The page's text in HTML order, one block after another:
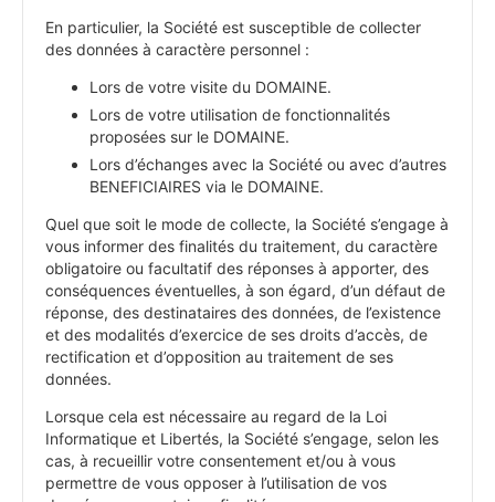
En particulier, la Société est susceptible de collecter
des données à caractère personnel :
Lors de votre visite du DOMAINE.
Lors de votre utilisation de fonctionnalités
proposées sur le DOMAINE.
Lors d’échanges avec la Société ou avec d’autres
BENEFICIAIRES via le DOMAINE.
Quel que soit le mode de collecte, la Société s’engage à
vous informer des finalités du traitement, du caractère
obligatoire ou facultatif des réponses à apporter, des
conséquences éventuelles, à son égard, d’un défaut de
réponse, des destinataires des données, de l’existence
et des modalités d’exercice de ses droits d’accès, de
rectification et d’opposition au traitement de ses
données.
Lorsque cela est nécessaire au regard de la Loi
Informatique et Libertés, la Société s’engage, selon les
cas, à recueillir votre consentement et/ou à vous
permettre de vous opposer à l’utilisation de vos